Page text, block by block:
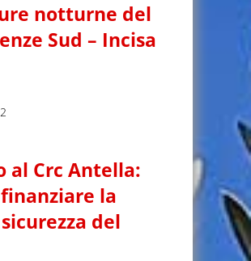
notturne del
Sud – Incisa
al Crc Antella:
la
del